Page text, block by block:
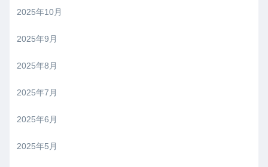
2025年10月
2025年9月
2025年8月
2025年7月
2025年6月
2025年5月